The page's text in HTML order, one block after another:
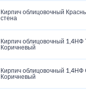
Кирпич облицовочный
стена
Кирпич облицовочный 1,4НФ
Коричневый
Кирпич облицовочный 1,4НФ
Коричневый